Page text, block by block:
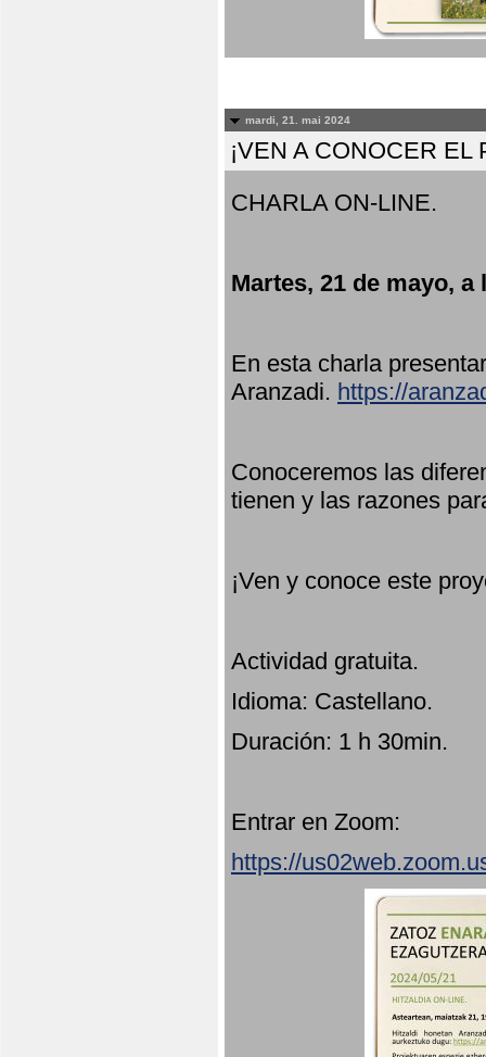
mardi, 21. mai 2024
¡VEN A CONOCER
CHARLA ON-LINE.
Martes, 21 de mayo, a
En esta charla
Aranzadi. https://
Conoceremos las
tienen y las razones
¡Ven y conoce este
Actividad gratuita.
Idioma: Castellano.
Duración: 1 h 30min.
Entrar en Zoom:
https://